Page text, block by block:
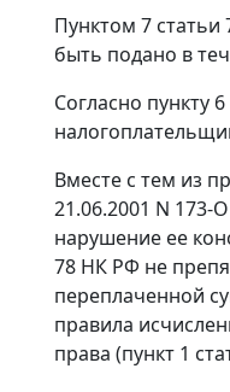
Пунктом 7
быть подано в
Согласно пункту
Вместе с тем из
21.06.2001 N
нарушение ее
78 НК РФ не
переплаченной
правила
права (пункт 1